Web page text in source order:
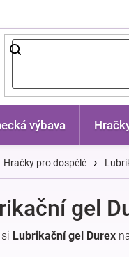
výbava
Hračky pro dospělé
gel
Lubrikační gel Durex